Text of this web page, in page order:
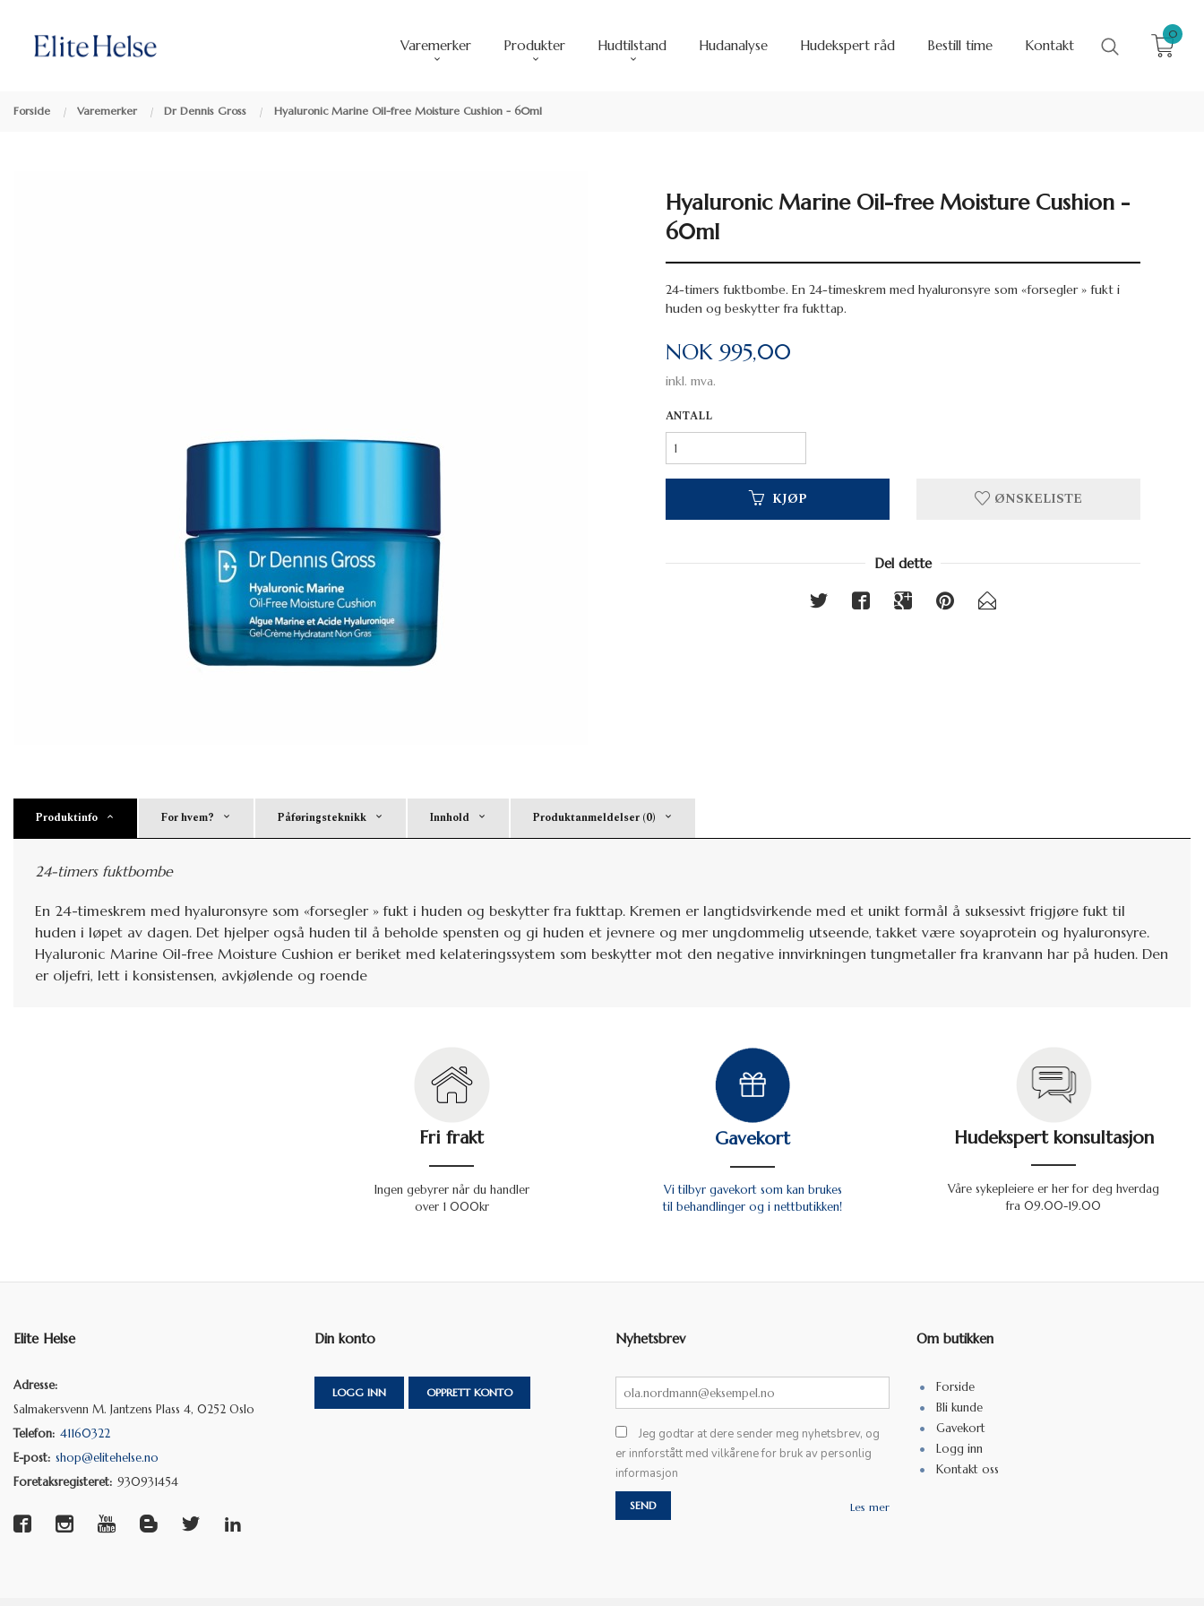
innholdet
Varemerker Produkter Hudtilstand Hudanalyse Hudekspert råd Bestill time Kontakt
0
Forside Varemerker Dr Dennis Gross Hyaluronic Marine Oil-free Moisture Cushion - 60ml
Hyaluronic Marine Oil-free Moisture Cushion -
60ml
24-timers fuktbombe. En 24-timeskrem med hyaluronsyre som «forsegler » fukt i
huden og beskytter fra fukttap.
Pris
NOK 995,00
inkl. mva.
ANTALL
KJØP ØNSKELISTE
Del dette
Produktinfo For hvem? Påføringsteknikk Innhold Produktanmeldelser (0)
24-timers fuktbombe
En 24-timeskrem med hyaluronsyre som «forsegler » fukt i huden og beskytter fra fukttap. Kremen er langtidsvirkende med et unikt formål å suksessivt frigjøre fukt til
huden i løpet av dagen. Det hjelper også huden til å beholde spensten og gi huden et jevnere og mer ungdommelig utseende, takket være soyaprotein og hyaluronsyre.
Hyaluronic Marine Oil-free Moisture Cushion er beriket med kelateringssystem som beskytter mot den negative innvirkningen tungmetaller fra kranvann har på huden. Den
er oljefri, lett i konsistensen, avkjølende og roende
Fri frakt
Ingen gebyrer når du handler
over 1 000kr
Gavekort
Vi tilbyr gavekort som kan brukes
til behandlinger og i nettbutikken!
Hudekspert konsultasjon
Våre sykepleiere er her for deg hverdag
fra 09.00-19.00
Elite Helse
Adresse:
Salmakersvenn M. Jantzens Plass 4, 0252 Oslo
Telefon: 41160322
E-post: shop@elitehelse.no
Foretaksregisteret: 930931454
Din konto
LOGG INN OPPRETT KONTO
Nyhetsbrev
Jeg godtar at dere sender meg nyhetsbrev, og
er innforstått med vilkårene for bruk av personlig
informasjon
Les mer
Om butikken
Forside
Bli kunde
Gavekort
Logg inn
Kontakt oss